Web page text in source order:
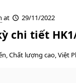
at 29/11/2022
chi tiết
Chất lượng cao, Việt